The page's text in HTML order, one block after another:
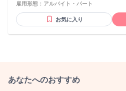
ー活躍中
雇用形態： アルバイト・パート
お気に入り
あなたへのおすすめ